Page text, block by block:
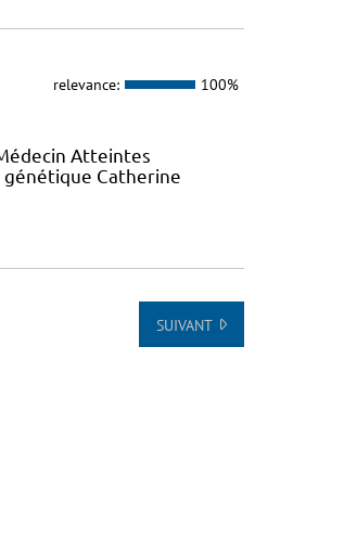
relevance: 100%
Atteintes
génétique Catherine
SUIVANT